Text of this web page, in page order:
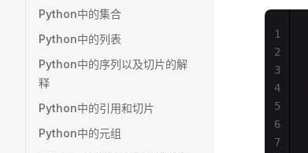
Python中的集合
Python中的列表
Python中的序列以及切片的解
释
Python中的引用和切片
Python中的元组
1
2
3
4
5
6
7